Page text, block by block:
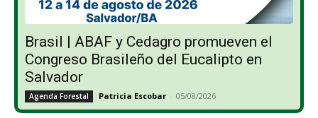
Brasil | ABAF y Cedagro promueven el
Congreso Brasileño del Eucalipto en
Salvador
Agenda Forestal Patricia Escobar - 05/08/2026